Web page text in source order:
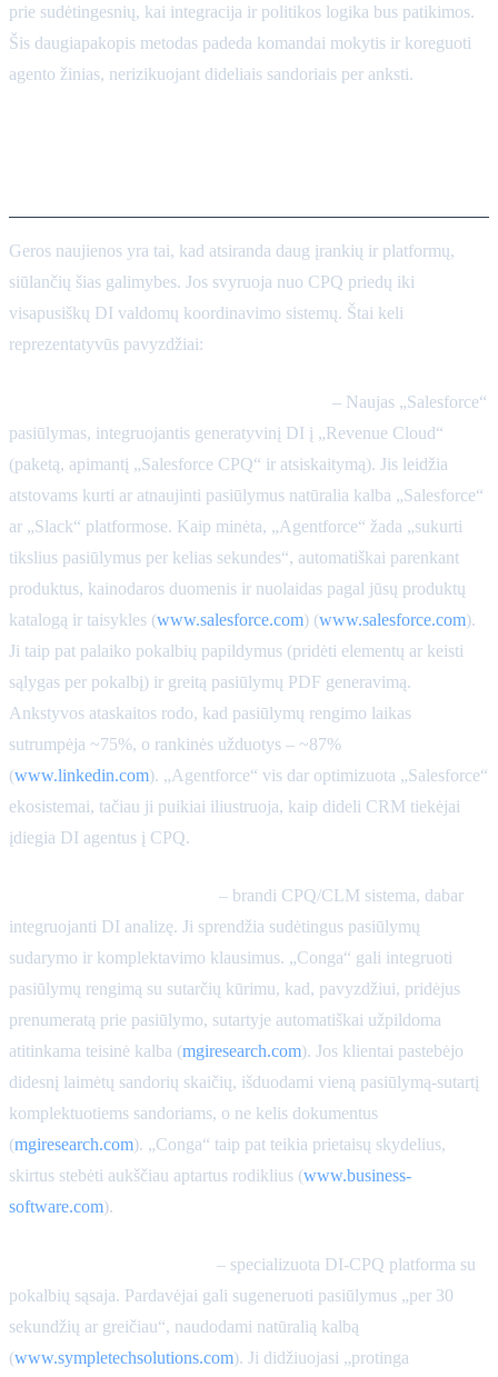
prie sudėtingesnių, kai integracija ir politikos logika bus patikimos.
Šis daugiapakopis metodas padeda komandai mokytis ir koreguoti
agento žinias, nerizikuojant dideliais sandoriais per anksti.
Geros naujienos yra tai, kad atsiranda daug įrankių ir platformų,
siūlančių šias galimybes. Jos svyruoja nuo CPQ priedų iki
visapusiškų DI valdomų koordinavimo sistemų. Štai keli
reprezentatyvūs pavyzdžiai:
– Naujas „Salesforce“
pasiūlymas, integruojantis generatyvinį DI į „Revenue Cloud“
(paketą, apimantį „Salesforce CPQ“ ir atsiskaitymą). Jis leidžia
atstovams kurti ar atnaujinti pasiūlymus natūralia kalba „Salesforce“
ar „Slack“ platformose. Kaip minėta, „Agentforce“ žada „sukurti
tikslius pasiūlymus per kelias sekundes“, automatiškai parenkant
produktus, kainodaros duomenis ir nuolaidas pagal jūsų produktų
katalogą ir taisykles (www.salesforce.com) (www.salesforce.com).
Ji taip pat palaiko pokalbių papildymus (pridėti elementų ar keisti
sąlygas per pokalbį) ir greitą pasiūlymų PDF generavimą.
Ankstyvos ataskaitos rodo, kad pasiūlymų rengimo laikas
sutrumpėja ~75%, o rankinės užduotys – ~87%
(www.linkedin.com). „Agentforce“ vis dar optimizuota „Salesforce“
ekosistemai, tačiau ji puikiai iliustruoja, kaip dideli CRM tiekėjai
įdiegia DI agentus į CPQ.
– brandi CPQ/CLM sistema, dabar
integruojanti DI analizę. Ji sprendžia sudėtingus pasiūlymų
sudarymo ir komplektavimo klausimus. „Conga“ gali integruoti
pasiūlymų rengimą su sutarčių kūrimu, kad, pavyzdžiui, pridėjus
prenumeratą prie pasiūlymo, sutartyje automatiškai užpildoma
atitinkama teisinė kalba (mgiresearch.com). Jos klientai pastebėjo
didesnį laimėtų sandorių skaičių, išduodami vieną pasiūlymą-sutartį
komplektuotiems sandoriams, o ne kelis dokumentus
(mgiresearch.com). „Conga“ taip pat teikia prietaisų skydelius,
skirtus stebėti aukščiau aptartus rodiklius (www.business-
software.com).
– specializuota DI-CPQ platforma su
pokalbių sąsaja. Pardavėjai gali sugeneruoti pasiūlymus „per 30
sekundžių ar greičiau“, naudodami natūralią kalbą
(www.sympletechsolutions.com). Ji didžiuojasi „protinga